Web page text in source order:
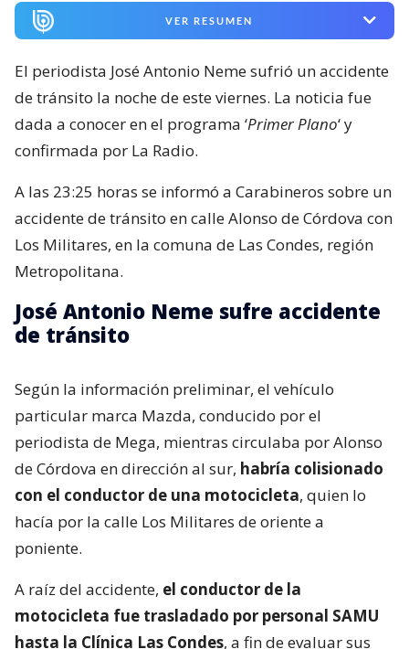
VER RESUMEN
El periodista José Antonio Neme sufrió un accidente
de tránsito la noche de este viernes. La noticia fue
dada a conocer en el programa ‘Primer Plano‘ y
confirmada por La Radio.
A las 23:25 horas se informó a Carabineros sobre un
accidente de tránsito en calle Alonso de Córdova con
Los Militares, en la comuna de Las Condes, región
Metropolitana.
José Antonio Neme sufre accidente
de tránsito
Según la información preliminar, el vehículo
particular marca Mazda, conducido por el
periodista de Mega, mientras circulaba por Alonso
de Córdova en dirección al sur, habría colisionado
con el conductor de una motocicleta, quien lo
hacía por la calle Los Militares de oriente a
poniente.
A raíz del accidente, el conductor de la
motocicleta fue trasladado por personal SAMU
hasta la Clínica Las Condes, a fin de evaluar sus